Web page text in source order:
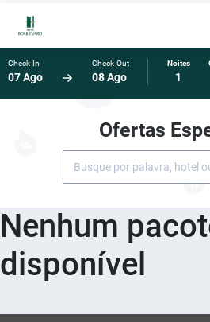
Check-In
07 Ago
Check-Out
08 Ago
Noites
1
Ofertas
Nenhum
disponível